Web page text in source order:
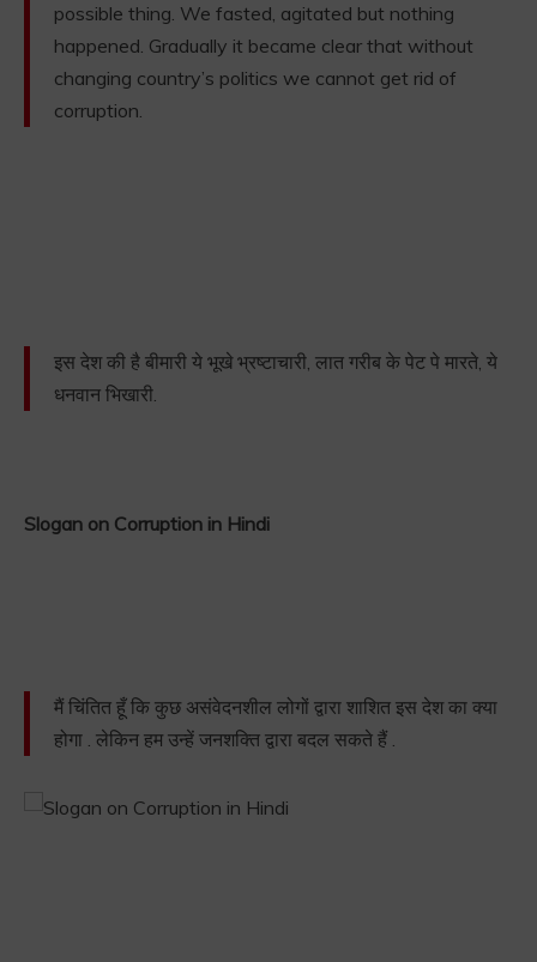
possible thing. We fasted, agitated but nothing
happened. Gradually it became clear that without
changing country’s politics we cannot get rid of
corruption.
इस देश की है बीमारी ये भूखे भ्रष्टाचारी, लात गरीब के पेट पे मारते, ये
धनवान भिखारी.
Slogan on Corruption in Hindi
मैं चिंतित हूँ कि कुछ असंवेदनशील लोगों द्वारा शाशित इस देश का क्या
होगा . लेकिन हम उन्हें जनशक्ति द्वारा बदल सकते हैं .